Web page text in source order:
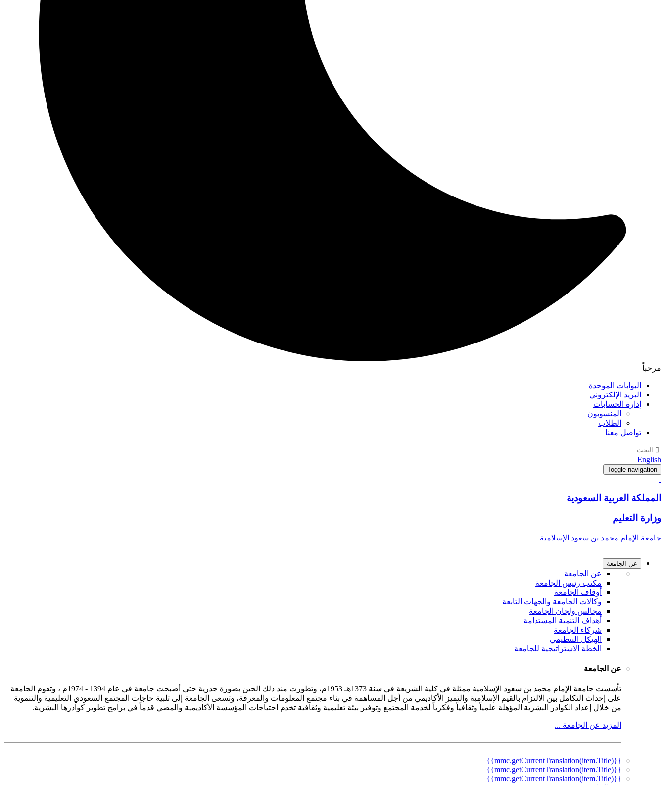
مرحباً
البوابات الموحدة
البريد الإلكتروني
إدارة الحسابات
المنسوبون
الطلاب
تواصل معنا
English
Toggle navigation
المملكة العربية السعودية
وزارة التعليم
جامعة الإمام محمد بن سعود الإسلامية
عن الجامعة
عن الجامعة
مكتب رئيس الجامعة
أوقاف الجامعة
وكالات الجامعة والجهات التابعة
مجالس ولجان الجامعة
أهداف التنمية المستدامة
شركاء الجامعة
الهيكل التنظيمي
الخطة الاستراتيجية للجامعة
عن الجامعة
تأسست جامعة الإمام محمد بن سعود الإسلامية ممثلة في كلية الشريعة في سنة 1373هـ 1953م، وتطورت منذ ذلك الحين بصورة جذرية حتى أصبحت جامعة في عام 1394 - 1974م ، وتقوم الجامعة
على إحداث التكامل بين الالتزام بالقيم الإسلامية والتميز الأكاديمي من أجل المساهمة في بناء مجتمع المعلومات والمعرفة، وتسعى الجامعة إلى تلبية حاجات المجتمع السعودي التعليمية والتنموية
من خلال إعداد الكوادر البشرية المؤهلة علمياً وثقافياً وفكرياً لخدمة المجتمع وتوفير بيئة تعليمية وثقافية تخدم احتياجات المؤسسة الأكاديمية والمضي قدماً في برامج تطوير كوادرها البشرية.
المزيد عن الجامعة ...
{{mmc.getCurrentTranslation(item.Title)}}
{{mmc.getCurrentTranslation(item.Title)}}
{{mmc.getCurrentTranslation(item.Title)}}